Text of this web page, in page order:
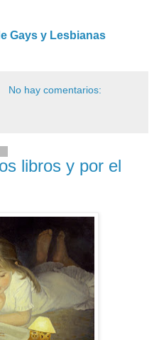
Gays y Lesbianas
No hay comentarios:
libros y por el